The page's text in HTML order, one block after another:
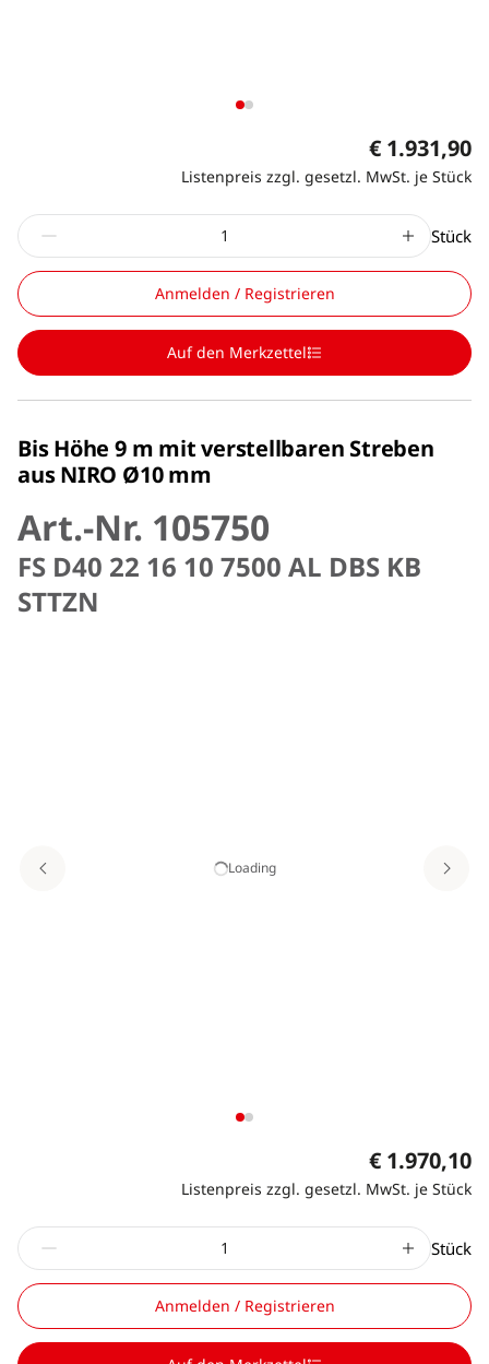
€ 1.931,90
Listenpreis zzgl. gesetzl. MwSt. je Stück
Stück
Anmelden / Registrieren
Auf den Merkzettel
Bis Höhe 9 m mit verstellbaren Streben
aus NIRO Ø10 mm
Art.-Nr. 105750
FS D40 22 16 10 7500 AL DBS KB
STTZN
Loading
€ 1.970,10
Listenpreis zzgl. gesetzl. MwSt. je Stück
Stück
Anmelden / Registrieren